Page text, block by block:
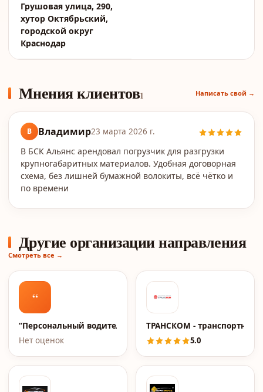
Грушовая улица, 290,
хутор Октябрьский,
городской округ
Краснодар
Мнения клиентов1 Написать свой →
В Владимир23 марта 2026 г.
В БСК Альянс арендовал погрузчик для разгрузки
крупногабаритных материалов. Удобная договорная
схема, без лишней бумажной волокиты, всё чётко и
по времени
Другие организации направления
Смотреть все →
“
“Персональный водитель”
Нет оценок
ТРАНСКОМ - транспортная
5.0